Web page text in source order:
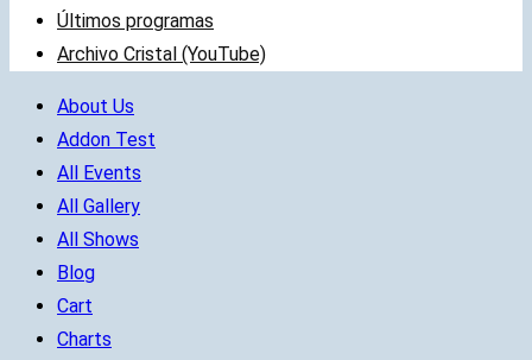
Últimos programas
Archivo Cristal (YouTube)
About Us
Addon Test
All Events
All Gallery
All Shows
Blog
Cart
Charts